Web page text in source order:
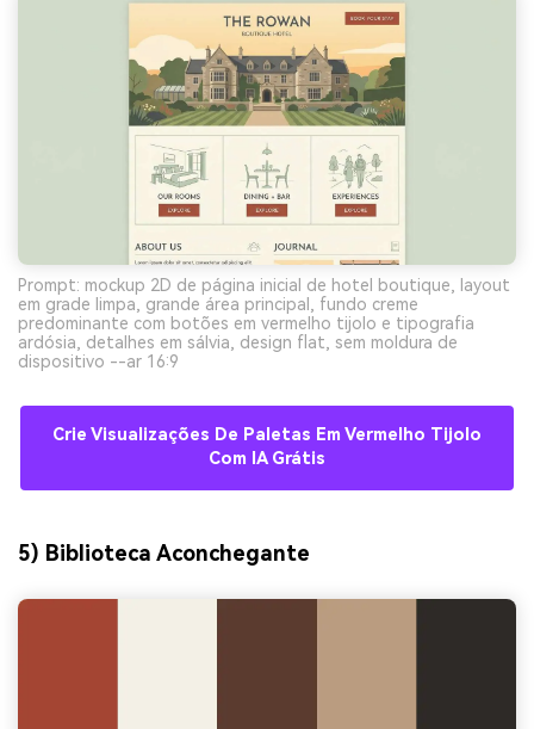
Prompt: mockup 2D de página inicial de hotel boutique, layout
em grade limpa, grande área principal, fundo creme
predominante com botões em vermelho tijolo e tipografia
ardósia, detalhes em sálvia, design flat, sem moldura de
dispositivo --ar 16:9
Crie Visualizações De Paletas Em Vermelho Tijolo
Com IA Grátis
5) Biblioteca Aconchegante